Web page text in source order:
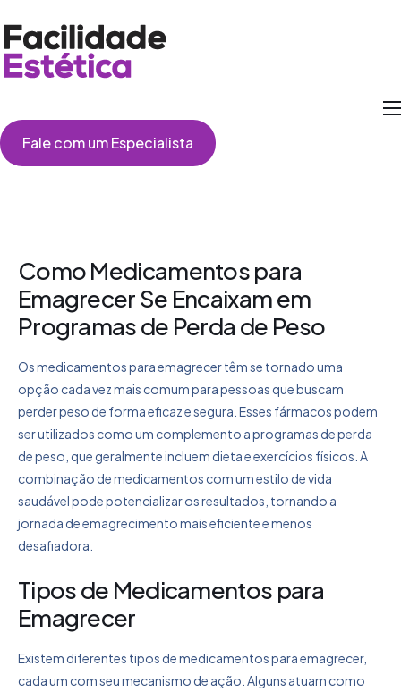
Fale com um Especialista
Como Medicamentos para
Emagrecer Se Encaixam em
Programas de Perda de Peso
Os medicamentos para emagrecer têm se tornado uma
opção cada vez mais comum para pessoas que buscam
perder peso de forma eficaz e segura. Esses fármacos podem
ser utilizados como um complemento a programas de perda
de peso, que geralmente incluem dieta e exercícios físicos. A
combinação de medicamentos com um estilo de vida
saudável pode potencializar os resultados, tornando a
jornada de emagrecimento mais eficiente e menos
desafiadora.
Tipos de Medicamentos para
Emagrecer
Existem diferentes tipos de medicamentos para emagrecer,
cada um com seu mecanismo de ação. Alguns atuam como